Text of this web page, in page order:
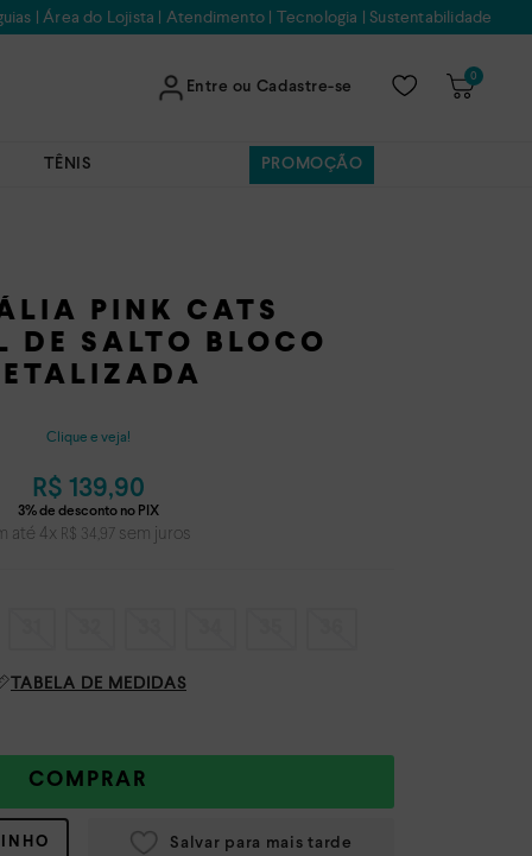
|Área do Lojista | Atendimento| Tecnologia |Sustentabilidade
Entre ou Cadastre-se
0
TÊNIS PROMOÇÃO
PINK CATS
DE SALTO BLOCO
Clique e veja!
R$ 139,90
até 4x R$ 34 ,97 sem juros
TABELA DE MEDIDAS
COMPRAR